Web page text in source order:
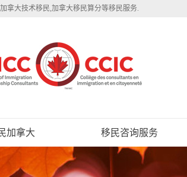
拿大技术移民,加拿大移民算分等移民服务.
加拿大 移民咨询服务